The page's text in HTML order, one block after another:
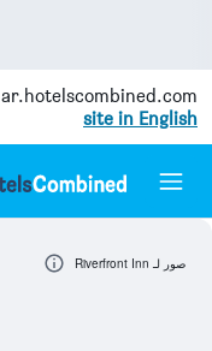
ar.hotelscombined.com
site in English
صور لـ Riverfront Inn